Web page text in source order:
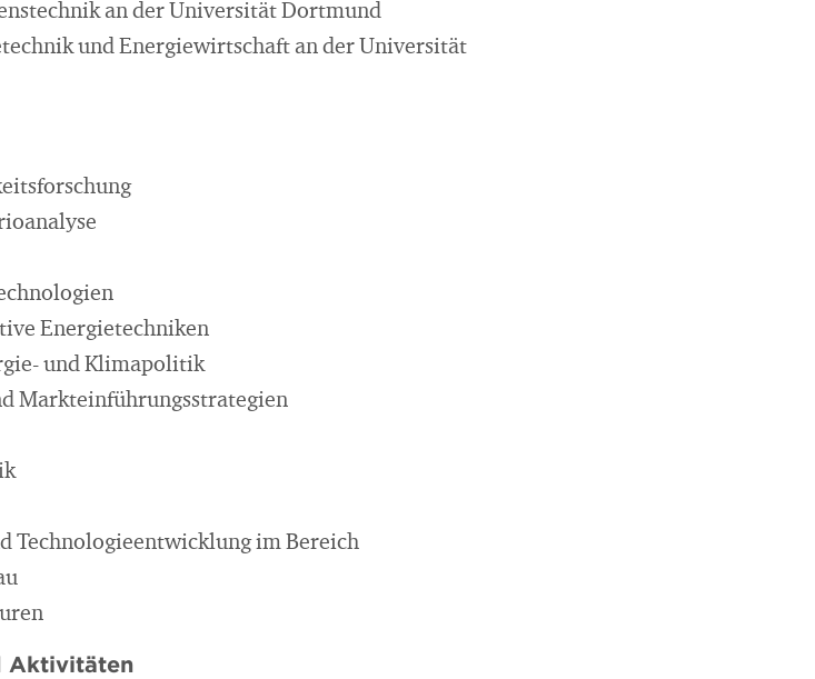
an der Universität Dortmund
und Energiewirtschaft an der Universität
Energietechniken
und Klimapolitik
Markteinführungsstrategien
Technologieentwicklung im Bereich
Aktivitäten